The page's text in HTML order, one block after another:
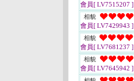
會員[ LV7515207 ]
相貌
會員[ LV7429943 ]
相貌
會員[ LV7681237 ]
相貌
會員[ LV7645942 ]